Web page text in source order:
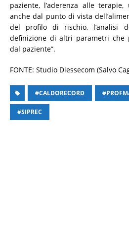
paziente, l’aderenza alle
anche dal punto di vista
del profilo di rischio, l’analisi
definizione di altri parametri che
dal paziente”.
FONTE: Studio Diessecom (Salvo
#CALDORECORD
#SIPREC